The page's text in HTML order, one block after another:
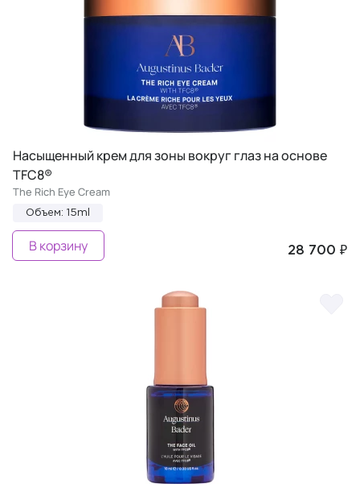
Насыщенный крем для зоны вокруг глаз на основе
TFC8®
The Rich Eye Cream
Объем: 15ml
28 700 ₽
В корзину